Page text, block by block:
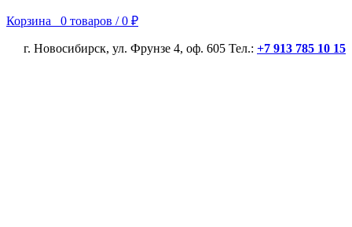
Корзина 0 товаров / 0 ₽
г. Новосибирск, ул. Фрунзе 4, оф. 605 Тел.: +7 913 785 10 15